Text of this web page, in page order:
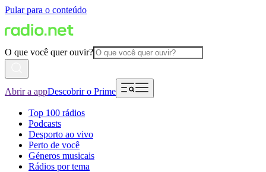
Pular para o conteúdo
O que você quer ouvir?
Abrir a appDescobrir o Prime
Top 100 rádios
Podcasts
Desporto ao vivo
Perto de você
Géneros musicais
Rádios por tema